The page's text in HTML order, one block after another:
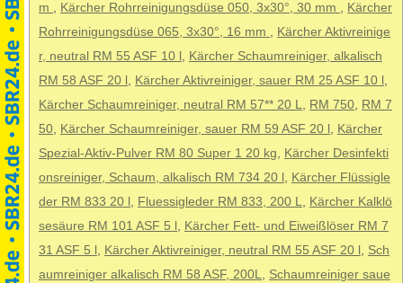
m , Kärcher Rohrreinigungsdüse 050, 3x30°, 30 mm , Kärcher
Rohrreinigungsdüse 065, 3x30°, 16 mm , Kärcher Aktivreinige
r, neutral RM 55 ASF 10 l , Kärcher Schaumreiniger, alkalisch
RM 58 ASF 20 l , Kärcher Aktivreiniger, sauer RM 25 ASF 10 l ,
Kärcher Schaumreiniger, neutral RM 57** 20 L, RM 750, RM 7
50, Kärcher Schaumreiniger, sauer RM 59 ASF 20 l , Kärcher
Spezial-Aktiv-Pulver RM 80 Super 1 20 kg, Kärcher Desinfekti
onsreiniger, Schaum, alkalisch RM 734 20 l , Kärcher Flüssigle
der RM 833 20 l , Fluessigleder RM 833, 200 L, Kärcher Kalklö
sesäure RM 101 ASF 5 l , Kärcher Fett- und Eiweißlöser RM 7
31 ASF 5 l , Kärcher Aktivreiniger, neutral RM 55 ASF 20 l , Sch
aumreiniger alkalisch RM 58 ASF, 200L, Schaumreiniger saue